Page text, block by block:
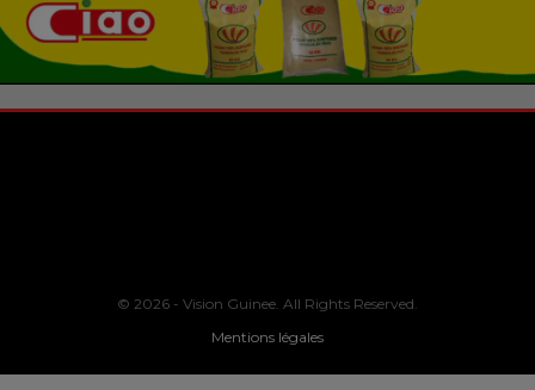
© 2026 - Vision Guinee. All Rights Reserved.
Mentions légales